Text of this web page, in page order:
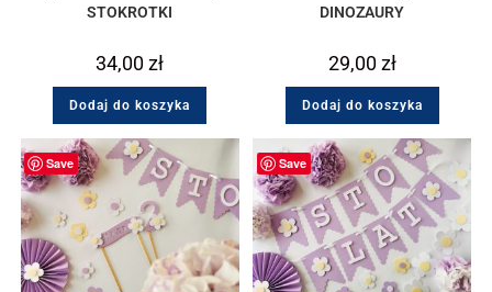
STOKROTKI
34,00zł
Dodaj do koszyka
DINOZAURY
29,00zł
Dodaj do koszyka
Save Save